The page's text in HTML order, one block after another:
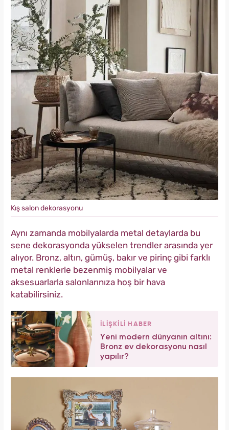
Kış salon dekorasyonu
Aynı zamanda mobilyalarda metal detaylarda bu
sene dekorasyonda yükselen trendler arasında yer
alıyor. Bronz, altın, gümüş, bakır ve pirinç gibi farklı
metal renklerle bezenmiş mobilyalar ve
aksesuarlarla salonlarınıza hoş bir hava
katabilirsiniz.
İLİŞKİLİ HABER
Yeni modern dünyanın altını:
Bronz ev dekorasyonu nasıl
yapılır?